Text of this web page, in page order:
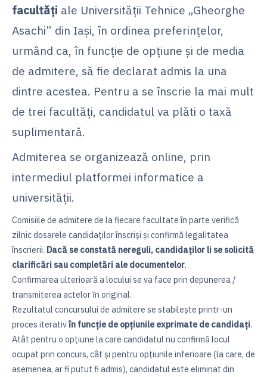
facultăţi ale Universităţii Tehnice „Gheorghe
Asachi” din Iaşi, în ordinea preferinţelor,
urmând ca, în funcţie de opțiune și de media
de admitere, să fie declarat admis la una
dintre acestea. Pentru a se înscrie la mai mult
de trei facultăți, candidatul va plăti o taxă
suplimentară.
Admiterea se organizează online, prin
intermediul platformei informatice a
universității.
Comisiile de admitere de la fiecare facultate în parte verifică
zilnic dosarele candidaţilor înscrişi şi confirmă legalitatea
înscrierii. Dacă se constată nereguli, candidaţilor li se solicită
clarificări sau completări ale documentelor.
Confirmarea ulterioară a locului se va face prin depunerea /
transmiterea actelor ȋn original.
Rezultatul concursului de admitere se stabileşte printr-un
proces iterativîn funcţie de opţiunile exprimate de candidaţi.
Atât pentru o opțiune la care candidatul nu confirmă locul
ocupat prin concurs, cât şi pentru opțiunile inferioare (la care, de
asemenea, ar fi putut fi admis), candidatul este eliminat din